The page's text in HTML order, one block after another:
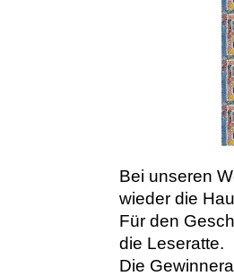
Bei unseren
wieder die
Für den
die Leseratte.
Die